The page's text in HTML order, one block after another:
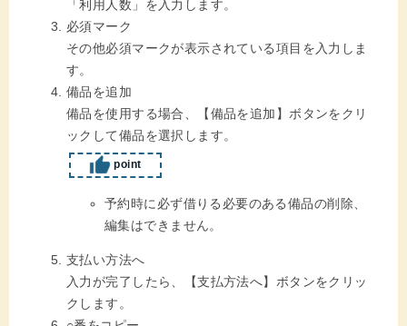
「利用人数」を入力します。
必須マーク
その他必須マークが表示されている項目を入力しま
す。
備品を追加
備品を使用する場合、【備品を追加】ボタンをクリ
ックして備品を選択します。
point
予約時に必ず借りる必要のある備品の削除、
編集はできません。
支払い方法へ
入力が完了したら、【支払方法へ】ボタンをクリッ
クします。